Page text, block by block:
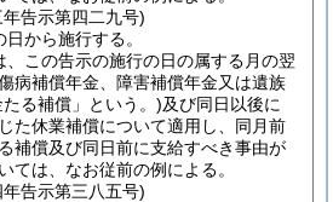
年告示第四二九号)
から施行する。
、この告示の施行の日の属する月の翌
病補償年金、障害補償年金又は遺族
る補償」という。)及び同日以後に
た休業補償について適用し、同月前
補償及び同日前に支給すべき事由が
ては、なお従前の例による。
年告示第三八五号)